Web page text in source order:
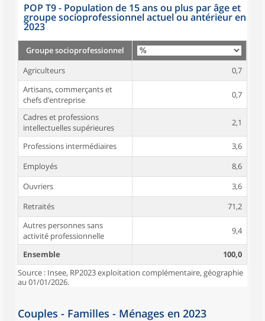
POP T9 - Population de 15 ans ou plus par âge et
groupe socioprofessionnel actuel ou antérieur en
2023
Groupe socioprofessionnel
Agriculteurs
0,7
Artisans, commerçants et
chefs d’entreprise
0,7
Cadres et professions
intellectuelles supérieures
2,1
Professions intermédiaires
3,6
Employés
8,6
Ouvriers
3,6
Retraités
71,2
Autres personnes sans
activité professionnelle
9,4
Ensemble
100,0
Source : Insee, RP2023 exploitation complémentaire, géographie
au 01/01/2026.
Couples - Familles - Ménages en 2023